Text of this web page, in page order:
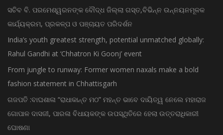
ସଚିବ ବି. ପରମେଶ୍ୱରନଙ୍କ ବୌଦ୍ଧ ଜିଲ୍ଲା ଗସ୍ତ,ବିଭିନ୍ନ ଉନ୍ନୟନମୂଳକ
କାର୍ଯ୍ୟକ୍ରମ, ପ୍ରକଳ୍ପ ଓ ପଞ୍ଚାୟତ ପରିଦର୍ଶନ
India’s youth greatest strength, potential unmatched globally:
Rahul Gandhi at ‘Chhatron Ki Goonj’ event
From jungle to runway: Former women naxals make a bold
fashion statement in Chhattisgarh
ଗଜପତି :ବାଘଶାଳା “ରାଧାକାନ୍ତ ମଠ” ମହନ୍ତ ଭାବେ ଦାୟିତ୍ୱ ନେଲେ ମହାରାଜ
ଗୋପାଳ ଦାସଜୀ, ପାରଳା ବିଧାୟକଙ୍କ ଉପସ୍ଥିତିରେ ହେଲା ଉତ୍ତରାଧିକାରୀ
ଘୋଷଣା